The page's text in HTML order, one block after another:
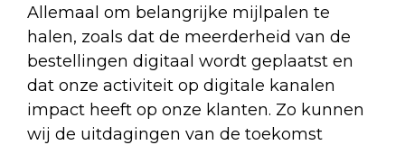
Allemaal om belangrijke mijlpalen te
halen, zoals dat de meerderheid van de
bestellingen digitaal wordt geplaatst en
dat onze activiteit op digitale kanalen
impact heeft op onze klanten. Zo kunnen
wij de uitdagingen van de toekomst